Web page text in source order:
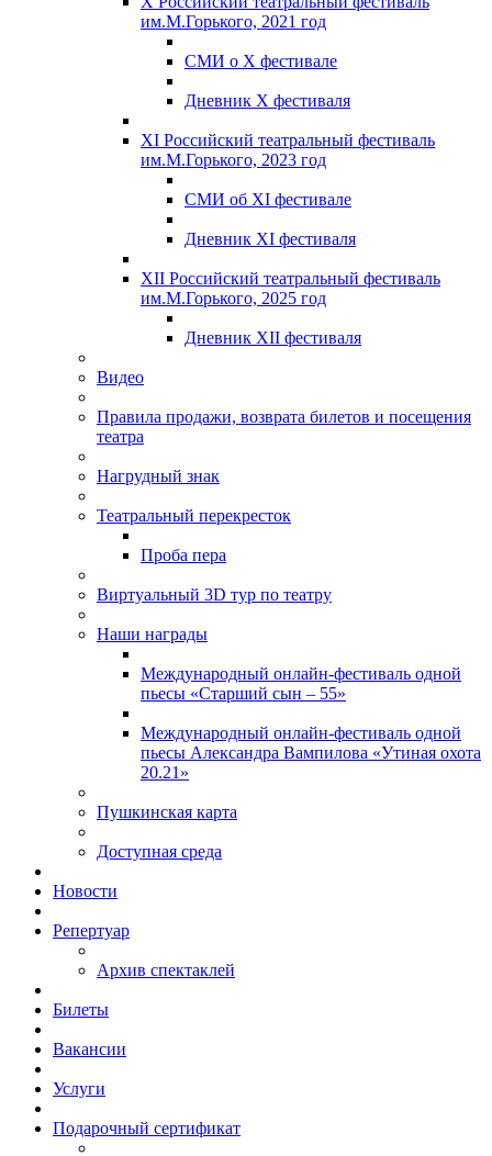
им.М.Горького, 2021 год
СМИ о X фестивале
Дневник X фестиваля
XI Российский театральный фестиваль
им.М.Горького, 2023 год
СМИ об XI фестивале
Дневник XI фестиваля
XII Российский театральный фестиваль
им.М.Горького, 2025 год
Дневник XII фестиваля
Видео
Правила продажи, возврата билетов и посещения
театра
Нагрудный знак
Театральный перекресток
Проба пера
Виртуальный 3D тур по театру
Наши награды
Международный онлайн-фестиваль одной
пьесы «Старший сын – 55»
Международный онлайн-фестиваль одной
пьесы Александра Вампилова «Утиная охота
20.21»
Пушкинская карта
Доступная среда
Новости
Репертуар
Архив спектаклей
Билеты
Вакансии
Услуги
Подарочный сертификат